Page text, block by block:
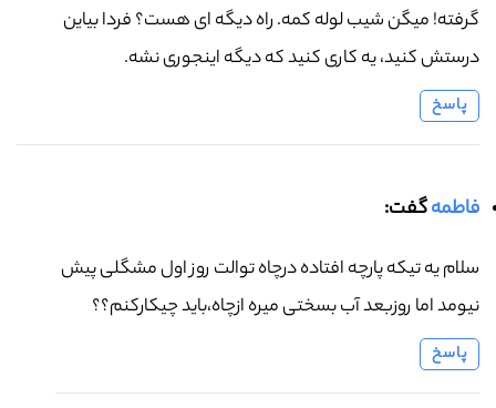
گرفته! میگن شیب لوله کمه. راه دیگه ای هست؟ فردا بیاین
درستش کنید، یه کاری کنید که دیگه اینجوری نشه.
پاسخ
فاطمهگفت:
سلام یه تیکه پارچه افتاده درچاه توالت روز اول مشگلی پیش
نیومد اما روزبعد آب بسختی میره ازچاه،باید چیکارکنم؟؟
پاسخ